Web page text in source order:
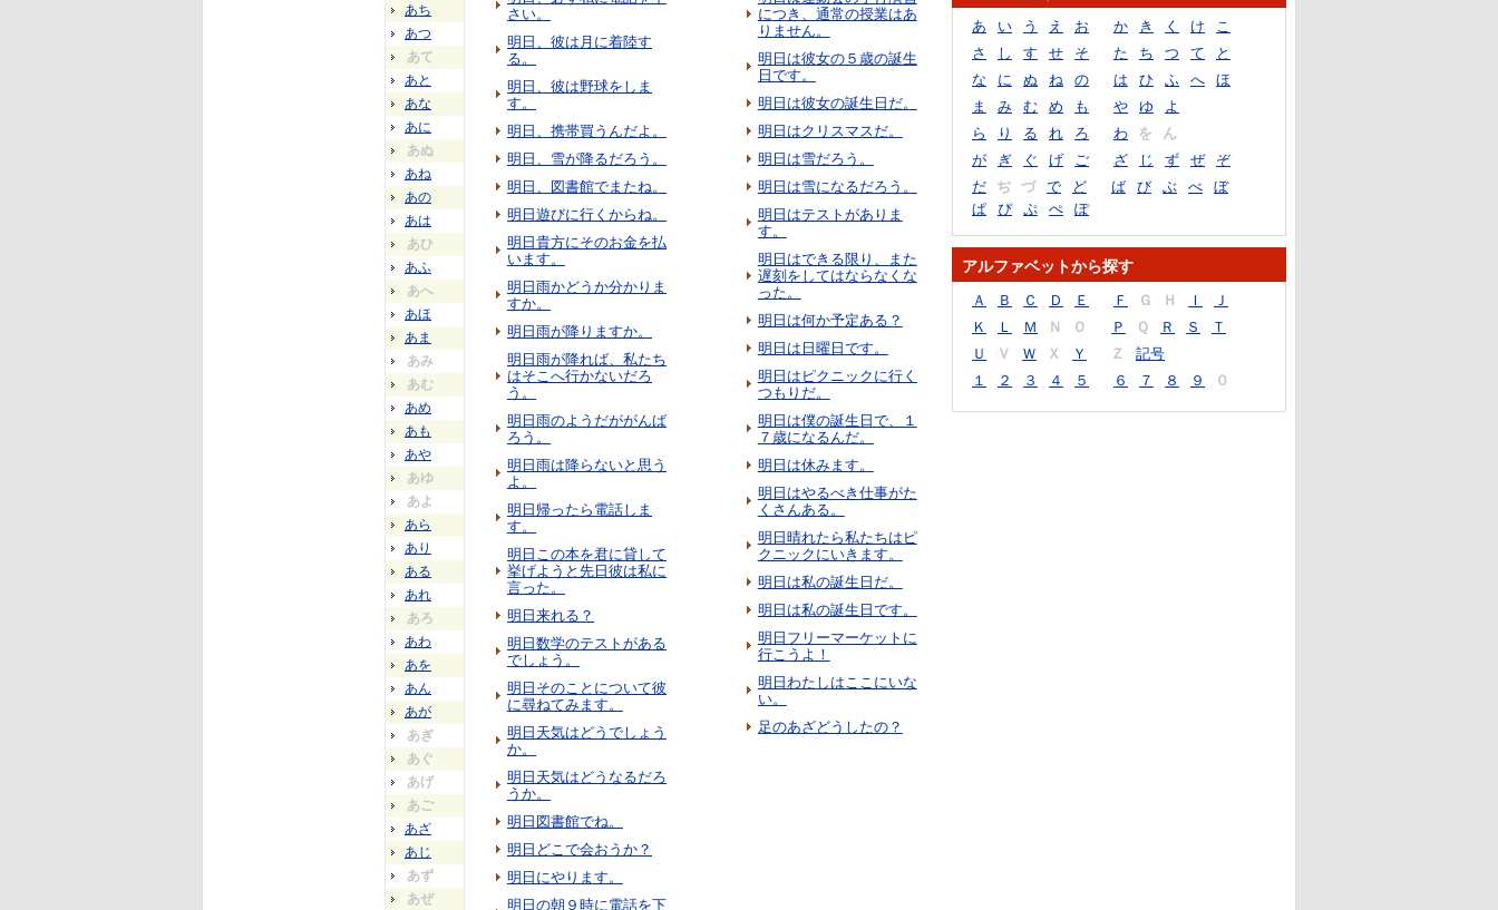
あち
あつ
あて
あと
あな
あに
あぬ
あね
あの
あは
あひ
あふ
あへ
あほ
あま
あみ
あむ
あめ
あも
あや
あゆ
あよ
あら
あり
ある
あれ
あろ
あわ
あを
あん
あが
あぎ
あぐ
あげ
あご
あざ
あじ
あず
あぜ
さい。
明日、彼は月に着陸す
る。
明日、彼は野球をしま
す。
明日、携帯買うんだよ。
明日、雪が降るだろう。
明日、図書館でまたね。
明日遊びに行くからね。
明日貴方にそのお金を払
います。
明日雨かどうか分かりま
すか。
明日雨が降りますか。
明日雨が降れば、私たち
はそこへ行かないだろ
う。
明日雨のようだががんば
ろう。
明日雨は降らないと思う
よ。
明日帰ったら電話しま
す。
明日この本を君に貸して
挙げようと先日彼は私に
言った。
明日来れる？
明日数学のテストがある
でしょう。
明日そのことについて彼
に尋ねてみます。
明日天気はどうでしょう
か。
明日天気はどうなるだろ
うか。
明日図書館でね。
明日どこで会おうか？
明日にやります。
明日の朝９時に電話を下
につき、通常の授業はあ
りません。
明日は彼女の５歳の誕生
日です。
明日は彼女の誕生日だ。
明日はクリスマスだ。
明日は雪だろう。
明日は雪になるだろう。
明日はテストがありま
す。
明日はできる限り、また
遅刻をしてはならなくな
った。
明日は何か予定ある？
明日は日曜日です。
明日はピクニックに行く
つもりだ。
明日は僕の誕生日で、１
７歳になるんだ。
明日は休みます。
明日はやるべき仕事がた
くさんある。
明日晴れたら私たちはピ
クニックにいきます。
明日は私の誕生日だ。
明日は私の誕生日です。
明日フリーマーケットに
行こうよ！
明日わたしはここにいな
い。
足のあざどうしたの？
あ い う え お か き く け
こ
さ
し す せ そ た ち つ て
と
な
に ぬ ね の は ひ ふ へ
ほ
ま
み む め も や ゆ
よ
ら
り る れ ろ わ を
ん
が
ぎ ぐ げ ご ざ じ ず ぜ
ぞ
だ
ぢ づ で ど ば び ぶ べ
ぼ
ぱ
ぴ ぷ ぺ ぽ
アルファベットから探す
Ａ Ｂ Ｃ Ｄ Ｅ Ｆ Ｇ Ｈ Ｉ
Ｊ
Ｋ
Ｌ Ｍ Ｎ Ｏ Ｐ Ｑ Ｒ Ｓ
Ｔ
Ｕ
Ｖ Ｗ Ｘ Ｙ Ｚ
記号
１
２ ３ ４ ５ ６ ７ ８ ９ ０